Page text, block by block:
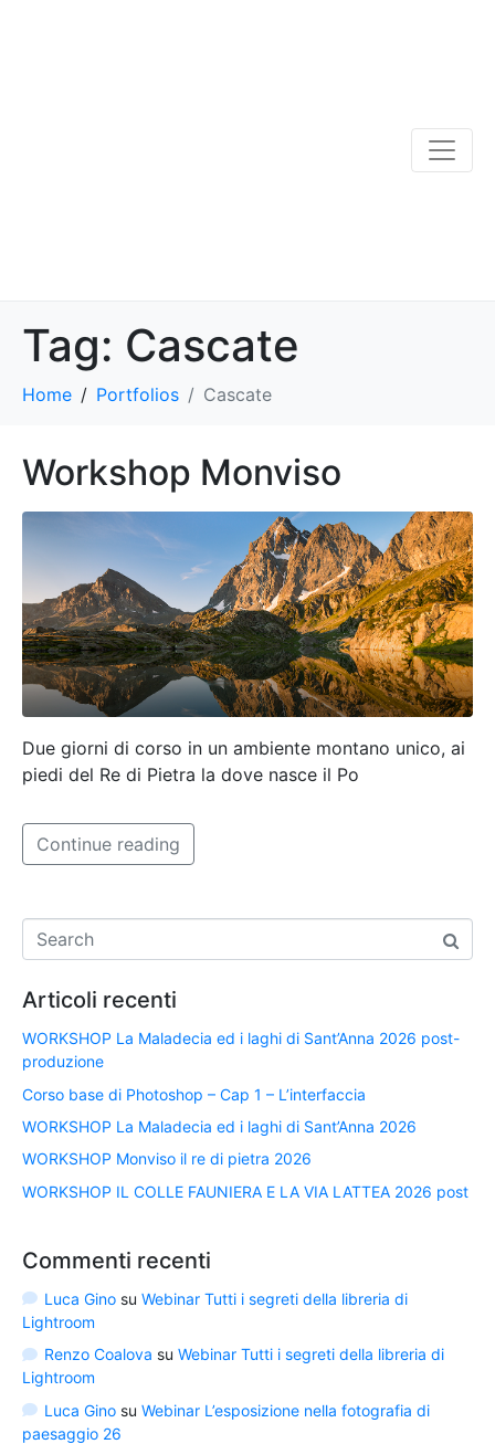
Tag: Cascate
Home Portfolios Cascate
Workshop Monviso
Due giorni di corso in un ambiente montano unico, ai
piedi del Re di Pietra la dove nasce il Po
Continue reading
Articoli recenti
WORKSHOP La Maladecia ed i laghi di Sant’Anna 2026 post-
produzione
Corso base di Photoshop – Cap 1 – L’interfaccia
WORKSHOP La Maladecia ed i laghi di Sant’Anna 2026
WORKSHOP Monviso il re di pietra 2026
WORKSHOP IL COLLE FAUNIERA E LA VIA LATTEA 2026 post
Commenti recenti
Luca Ginosu Webinar Tutti i segreti della libreria di
Lightroom
Renzo Coalova su Webinar Tutti i segreti della libreria di
Lightroom
Luca Ginosu Webinar L’esposizione nella fotografia di
paesaggio 26